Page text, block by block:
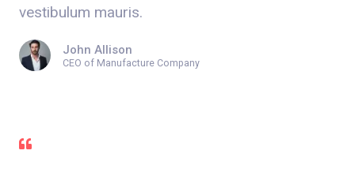
vestibulum mauris.
John Allison
CEO of Manufacture Company